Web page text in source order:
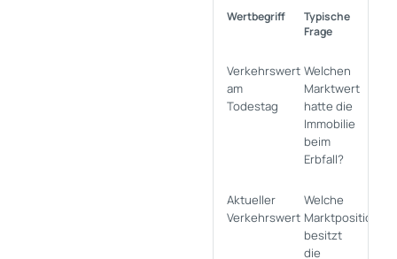
Wertbegriff
Typische
Frage
Verkehrswert
am
Todestag
Welchen
Marktwert
hatte die
Immobilie
beim
Erbfall?
Aktueller
Verkehrswert
Welche
Marktposition
besitzt
die